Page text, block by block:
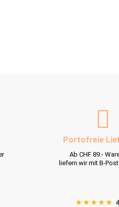
Portofreie
Ab CHF 89.-
liefern wir mit B-
★★★★★